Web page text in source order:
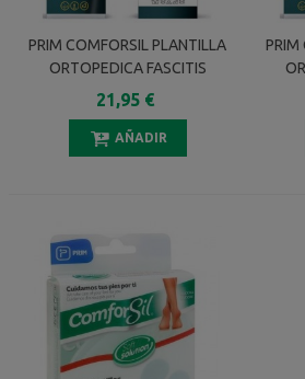
PRIM COMFORSIL PLANTILLA
ORTOPEDICA FASCITIS
PLANTAR TALLA M 39-41 1
PAR
21,95 €
AÑADIR
PRIM